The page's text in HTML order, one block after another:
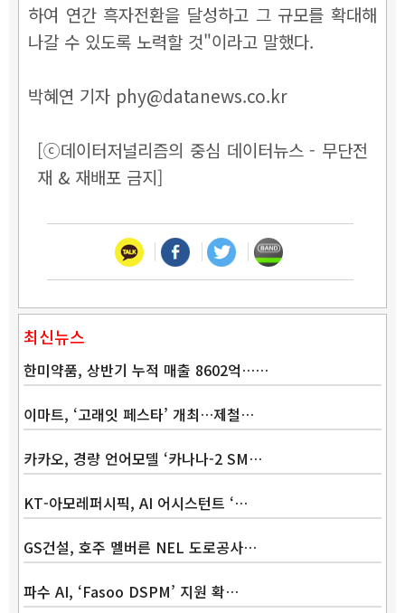
하여 연간 흑자전환을 달성하고 그 규모를 확대해
나갈 수 있도록 노력할 것"이라고 말했다.
박혜연 기자 phy@datanews.co.kr
[ⓒ데이터저널리즘의 중심 데이터뉴스 - 무단전
재 & 재배포 금지]
최신뉴스
한미약품, 상반기 누적 매출 8602억……
이마트, ‘고래잇 페스타’ 개최…제철…
카카오, 경량 언어모델 ‘카나나-2 SM…
KT-아모레퍼시픽, AI 어시스턴트 ‘…
GS건설, 호주 멜버른 NEL 도로공사…
파수 AI, ‘Fasoo DSPM’ 지원 확…